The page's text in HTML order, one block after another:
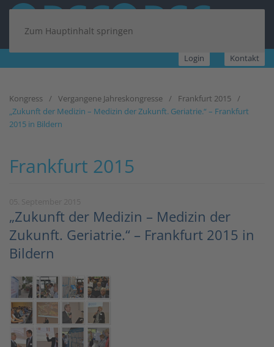
Zum Hauptinhalt springen
Login Kontakt
Kongress Vergangene Jahreskongresse
Frankfurt 2015
„Zukunft der Medizin – Medizin der Zukunft. Geriatrie.“ – Frankfurt
2015 in Bildern
Frankfurt 2015
„Zukunft der Medizin – Medizin der
Zukunft. Geriatrie.“ – Frankfurt 2015 in
Bildern